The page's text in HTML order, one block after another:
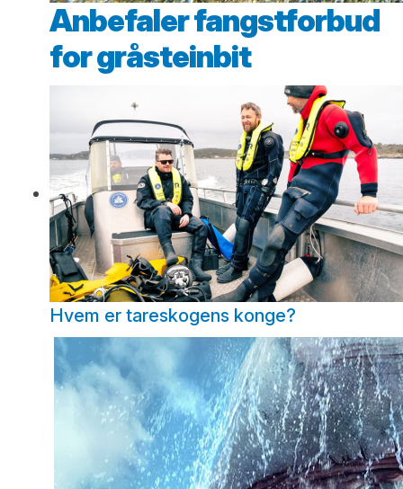
Anbefaler fangstforbud
for gråsteinbit
Hvem er tareskogens konge?